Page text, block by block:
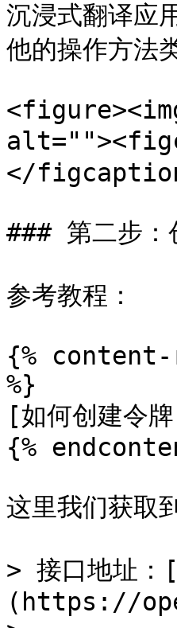
沉浸式翻译应
他的操作方法
</
### 第二步：
参考教程：
{% content-
%}
[如何创建
{%
这里我们获取
> 接口地址
(https://